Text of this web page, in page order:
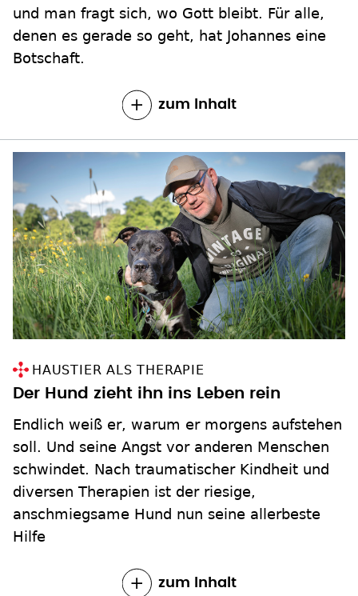
und man fragt sich, wo Gott bleibt. Für alle,
denen es gerade so geht, hat Johannes eine
Botschaft.
zum Inhalt
HAUSTIER ALS THERAPIE
Der Hund zieht ihn ins Leben rein
Endlich weiß er, warum er morgens aufstehen
soll. Und seine Angst vor anderen Menschen
schwindet. Nach traumatischer Kindheit und
diversen Therapien ist der riesige,
anschmiegsame Hund nun seine allerbeste
Hilfe
zum Inhalt